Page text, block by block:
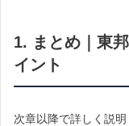
1. まとめ｜東
イント
次章以降で詳しく説